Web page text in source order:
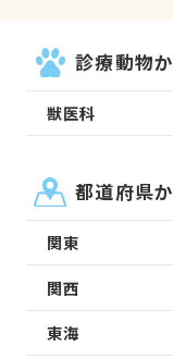
診療動物
獣医科
都道府県
関東
関西
東海